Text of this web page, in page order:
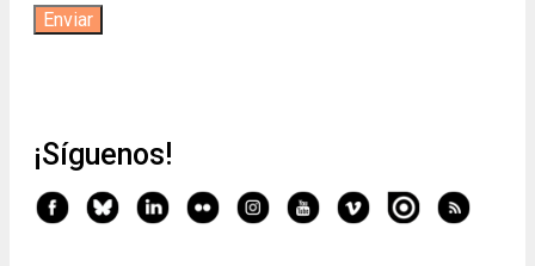
¡Síguenos!